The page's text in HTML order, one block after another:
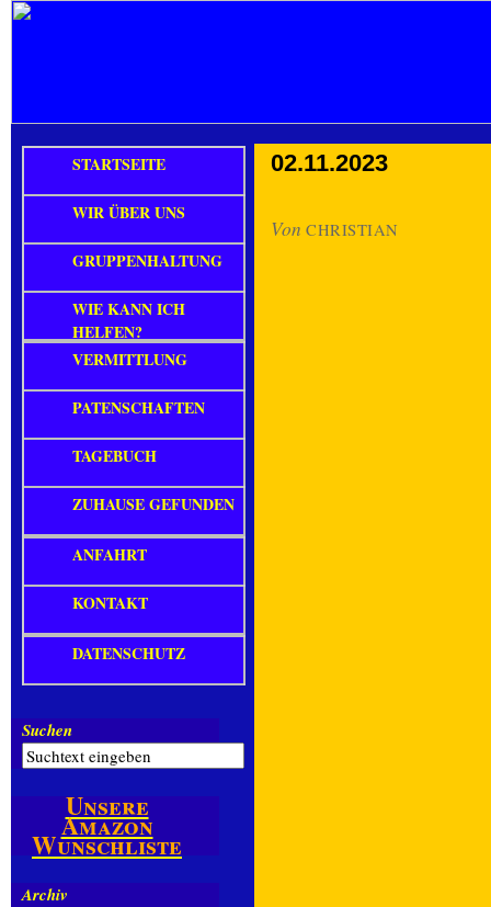
02.11.2023
Von CHRISTIAN
STARTSEITE
WIR ÜBER UNS
GRUPPENHALTUNG
WIE KANN ICH
HELFEN?
VERMITTLUNG
PATENSCHAFTEN
TAGEBUCH
ZUHAUSE GEFUNDEN
ANFAHRT
KONTAKT
DATENSCHUTZ
Suchen
Unsere
Amazon
Wunschliste
Archiv